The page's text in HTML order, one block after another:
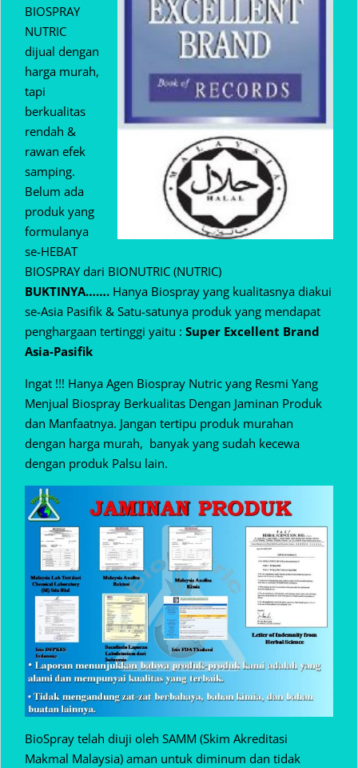
BIOSPRAY
NUTRIC
dijual dengan
harga murah,
tapi
berkualitas
rendah &
rawan efek
samping.
Belum ada
produk yang
formulanya
se-HEBAT
BIOSPRAY dari BIONUTRIC (NUTRIC)
BUKTINYA……. Hanya Biospray yang kualitasnya diakui
se-Asia Pasifik & Satu-satunya produk yang mendapat
penghargaan tertinggi yaitu : Super Excellent Brand
Asia-Pasifik
Ingat !!! Hanya Agen Biospray Nutric yang Resmi Yang
Menjual Biospray Berkualitas Dengan Jaminan Produk
dan Manfaatnya. Jangan tertipu produk murahan
dengan harga murah, banyak yang sudah kecewa
dengan produk Palsu lain.
BioSpray telah diuji oleh SAMM (Skim Akreditasi
Makmal Malaysia) aman untuk diminum dan tidak